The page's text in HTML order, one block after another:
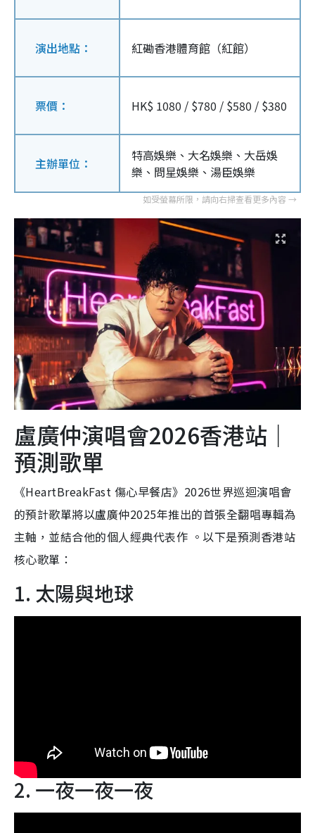
演出地點： 紅磡香港體育館（紅館）
票價： HK$ 1080 / $780 / $580 / $380
主辦單位：
特高娛樂、大名娛樂、大岳娛
樂、問星娛樂、湯臣娛樂
盧廣仲演唱會2026香港站｜
預測歌單
《HeartBreakFast 傷心早餐店》2026世界巡迴演唱會
的預計歌單將以盧廣仲2025年推出的首張全翻唱專輯為
主軸，並結合他的個人經典代表作 。以下是預測香港站
核心歌單：
1. 太陽與地球
2. 一夜一夜一夜